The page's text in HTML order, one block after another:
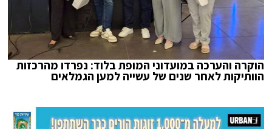
הוקרה והערכה במועדוני המופת בלוד: נפרדו מהרכזות
הוותיקות לאחר שנים של עשייה למען הגמלאים